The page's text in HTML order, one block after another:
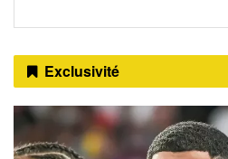
Exclusivité